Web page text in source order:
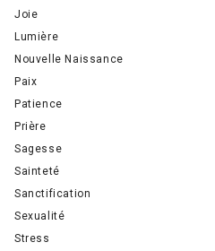
Joie
Lumière
Nouvelle Naissance
Paix
Patience
Prière
Sagesse
Sainteté
Sanctification
Sexualité
Stress